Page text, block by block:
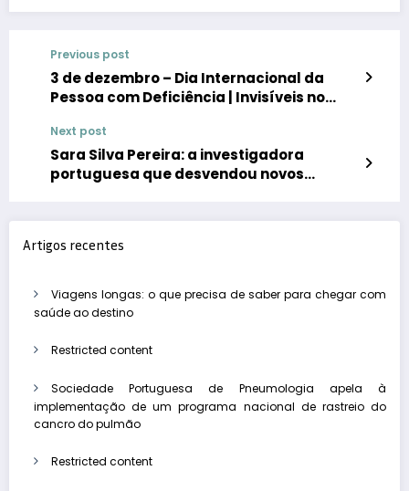
Previous post
3 de dezembro – Dia Internacional da
Pessoa com Deficiência | Invisíveis no
desafio das doenças raras em Portugal
Next post
Sara Silva Pereira: a investigadora
portuguesa que desvendou novos
Artigos recentes
Viagens longas: o que precisa de saber para chegar com
saúde ao destino
Restricted content
Sociedade Portuguesa de Pneumologia apela à
implementação de um programa nacional de rastreio do
cancro do pulmão
Restricted content